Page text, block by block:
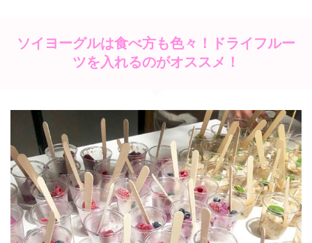
ソイヨーグルは食べ方も色々！ドライフルー
ツを入れるのがオススメ！